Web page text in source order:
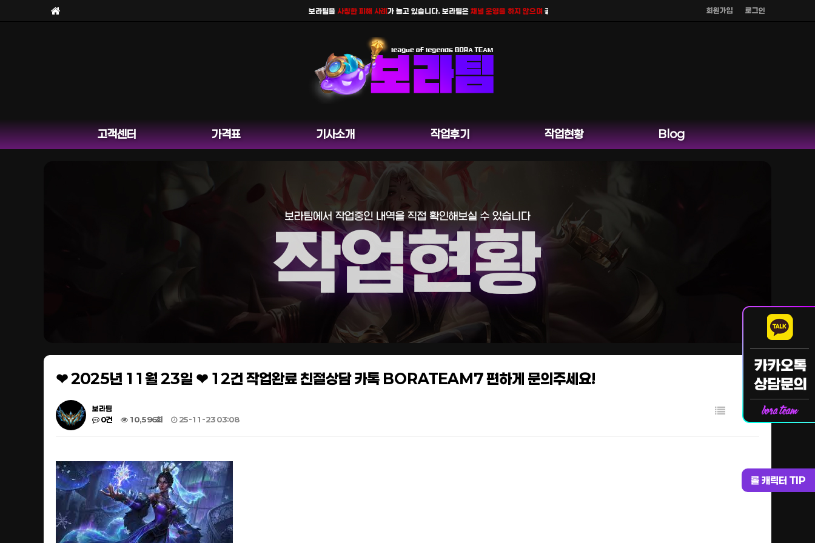
회원가입 로그인
보라팀을사칭한 피해 사례가 늘고 있습니다. 보라팀은채널 운영을 하지 않으며공식 홈페이지 카카오톡 외 다른 채팅은 운영하지 않습니다.
롤 캐릭터 TIP
고객센터 가격표 기사소개 작업후기 작업현황 Blog
❤ 2025년 11월 23일 ❤ 12건 작업완료 친절상담 카톡 BORATEAM7 편하게 문의주세요!
보라팀
0건
10,596회 25-11-23 03:08